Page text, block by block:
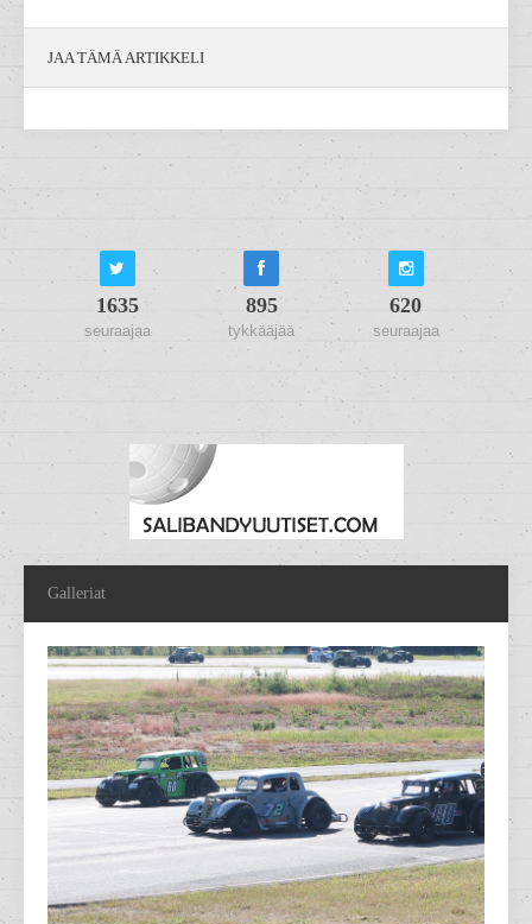
JAA TÄMÄ ARTIKKELI
1635
seuraajaa
895
tykkääjää
620
seuraajaa
Galleriat